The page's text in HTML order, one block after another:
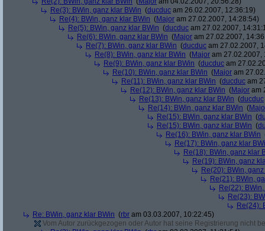
Re(3): BWin, ganz klar BWin (ducduc am 26.02.2007, 12:36:19)
Re(4): BWin, ganz klar BWin (Major am 27.02.2007, 14:28:54)
Re(5): BWin, ganz klar BWin (ducduc am 27.02.2007,
Re(6): BWin, ganz klar BWin (Major am 27.02.2007,
Re(7): BWin, ganz klar BWin (ducduc am 27.02.2007,
Re(8): BWin, ganz klar BWin (Major am 27.02.2007,
Re(9): BWin, ganz klar BWin (ducduc am
Re(10): BWin, ganz klar BWin (Major am
Re(11): BWin, ganz klar BWin (ducduc am
Re(12): BWin, ganz klar BWin (Major am
Re(13): BWin, ganz klar BWin (ducduc
Re(14): BWin, ganz klar BWin (
Re(15): BWin, ganz klar BWin (
Re(15): BWin, ganz klar BWin (
Re(16): BWin, ganz klar BWin
Re(17): BWin, ganz klar
Re(18): BWin, ganz klar
Re(19): BWin, ganz
Re(20): BWin,
Re(21): BWin,
Re(22):
Re(23):
Re(24):
Re: BWin, ganz klar BWin (rbr am 03.03.2007, 10:22:45)
Vom Autor zurückgezogen oder Autor hat seine Registrierung nicht